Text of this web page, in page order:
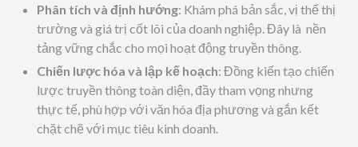
Phân tích và định hướng: Khám phá bản sắc, vị thế thị
trường và giá trị cốt lõi của doanh nghiệp. Đây là nền
tảng vững chắc cho mọi hoạt động truyền thông.
Chiến lược hóa và lập kế hoạch: Đồng kiến tạo chiến
lược truyền thông toàn diện, đầy tham vọng nhưng
thực tế, phù hợp với văn hóa địa phương và gắn kết
chặt chẽ với mục tiêu kinh doanh.